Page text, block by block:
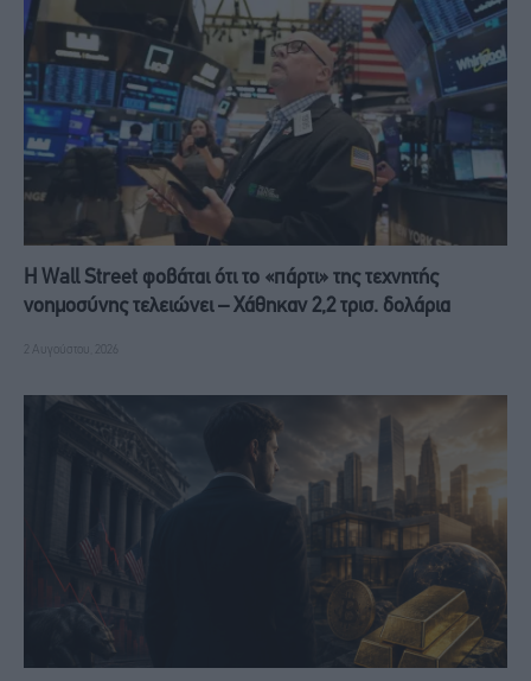
Η Wall Street φοβάται ότι το «πάρτι» της τεχνητής
νοημοσύνης τελειώνει – Χάθηκαν 2,2 τρισ. δολάρια
2 Αυγούστου, 2026